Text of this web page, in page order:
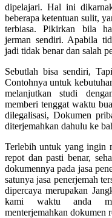
dipelajari. Hal ini
beberapa ketentuan sulit,
terbiasa. Pikirkan bila
jerman sendiri. Apabila
jadi tidak benar dan salah
Sebutlah bisa sendiri,
Contohnya untuk
melanjutkan studi
memberi tenggat waktu
dilegalisasi, Dokumen
diterjemahkan dahulu ke
Terlebih untuk yang ingin
repot dan pasti benar,
dokumennya pada jasa
satunya jasa penerjemah
dipercaya merupakan
kami waktu anda
menterjemahkan dokumen